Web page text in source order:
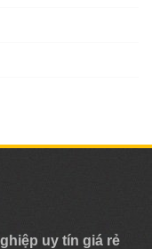
uy tín giá rẻ